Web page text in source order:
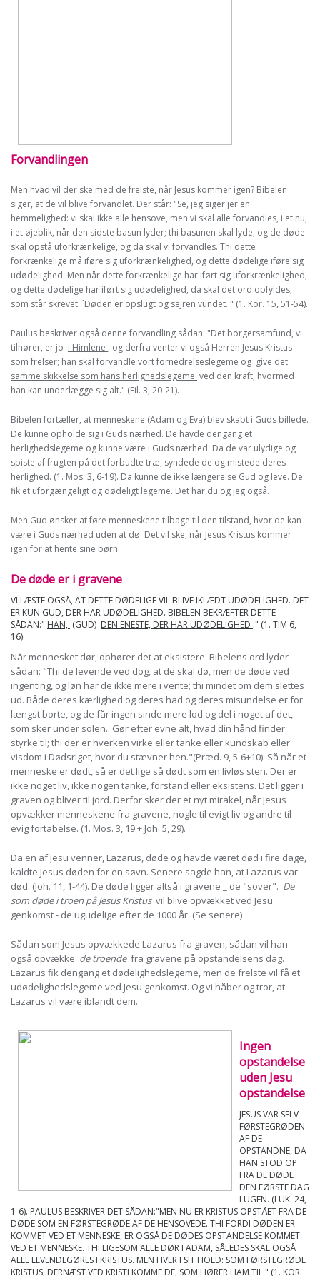
Forvandlingen
Men hvad vil der ske med de frelste, når Jesus kommer igen? Bibelen
siger, at de vil blive forvandlet. Der står: "Se, jeg siger jer en
hemmelighed: vi skal ikke alle hensove, men vi skal alle forvandles, i et nu,
i et øjeblik, når den sidste basun lyder; thi basunen skal lyde, og de døde
skal opstå uforkrænkelige, og da skal vi forvandles. Thi dette
forkrænkelige må iføre sig uforkrænkelighed, og dette dødelige iføre sig
udødelighed. Men når dette forkrænkelige har iført sig uforkrænkelighed,
og dette dødelige har iført sig udødelighed, da skal det ord opfyldes,
som står skrevet: `Døden er opslugt og sejren vundet.'" (1. Kor. 15, 51-54).
Paulus beskriver også denne forvandling sådan: "Det borgersamfund, vi
tilhører, er jo i Himlene , og derfra venter vi også Herren Jesus Kristus
som frelser; han skal forvandle vort fornedrelseslegeme og give det
samme skikkelse som hans herlighedslegeme ved den kraft, hvormed
han kan underlægge sig alt." (Fil. 3, 20-21).
Bibelen fortæller, at menneskene (Adam og Eva) blev skabt i Guds billede.
De kunne opholde sig i Guds nærhed. De havde dengang et
herlighedslegeme og kunne være i Guds nærhed. Da de var ulydige og
spiste af frugten på det forbudte træ, syndede de og mistede deres
herlighed. (1. Mos. 3, 6-19). Da kunne de ikke længere se Gud og leve. De
fik et uforgængeligt og dødeligt legeme. Det har du og jeg også.
Men Gud ønsker at føre menneskene tilbage til den tilstand, hvor de kan
være i Guds nærhed uden at dø. Det vil ske, når Jesus Kristus kommer
igen for at hente sine børn.
De døde er i gravene
VI LÆSTE OGSÅ, AT DETTE DØDELIGE VIL BLIVE IKLÆDT UDØDELIGHED. DET
ER KUN GUD, DER HAR UDØDELIGHED. BIBELEN BEKRÆFTER DETTE
SÅDAN:" HAN, (GUD) DEN ENESTE, DER HAR UDØDELIGHED ." (1. TIM 6,
16).
Når mennesket dør, ophører det at eksistere. Bibelens ord lyder
sådan: "Thi de levende ved dog, at de skal dø, men de døde ved
ingenting, og løn har de ikke mere i vente; thi mindet om dem slettes
ud. Både deres kærlighed og deres had og deres misundelse er for
længst borte, og de får ingen sinde mere lod og del i noget af det,
som sker under solen.. Gør efter evne alt, hvad din hånd finder
styrke til; thi der er hverken virke eller tanke eller kundskab eller
visdom i Dødsriget, hvor du stævner hen."(Præd. 9, 5-6+10). Så når et
menneske er dødt, så er det lige så dødt som en livløs sten. Der er
ikke noget liv, ikke nogen tanke, forstand eller eksistens. Det ligger i
graven og bliver til jord. Derfor sker der et nyt mirakel, når Jesus
opvækker menneskene fra gravene, nogle til evigt liv og andre til
evig fortabelse. (1. Mos. 3, 19 + Joh. 5, 29).
Da en af Jesu venner, Lazarus, døde og havde været død i fire dage,
kaldte Jesus døden for en søvn. Senere sagde han, at Lazarus var
død. (Joh. 11, 1-44). De døde ligger altså i gravene _ de "sover". De
som døde i troen på Jesus Kristus vil blive opvækket ved Jesu
genkomst - de ugudelige efter de 1000 år. (Se senere)
Sådan som Jesus opvækkede Lazarus fra graven, sådan vil han
også opvække de troende fra gravene på opstandelsens dag.
Lazarus fik dengang et dødelighedslegeme, men de frelste vil få et
udødelighedslegeme ved Jesu genkomst. Og vi håber og tror, at
Lazarus vil være iblandt dem.
Ingen
opstandelse
uden Jesu
opstandelse
JESUS VAR SELV
FØRSTEGRØDEN
AF DE
OPSTANDNE, DA
HAN STOD OP
FRA DE DØDE
DEN FØRSTE DAG
I UGEN. (LUK. 24,
1-6). PAULUS BESKRIVER DET SÅDAN:"MEN NU ER KRISTUS OPSTÅET FRA DE
DØDE SOM EN FØRSTEGRØDE AF DE HENSOVEDE. THI FORDI DØDEN ER
KOMMET VED ET MENNESKE, ER OGSÅ DE DØDES OPSTANDELSE KOMMET
VED ET MENNESKE. THI LIGESOM ALLE DØR I ADAM, SÅLEDES SKAL OGSÅ
ALLE LEVENDEGØRES I KRISTUS. MEN HVER I SIT HOLD: SOM FØRSTEGRØDE
KRISTUS, DERNÆST VED KRISTI KOMME DE, SOM HØRER HAM TIL." (1. KOR.